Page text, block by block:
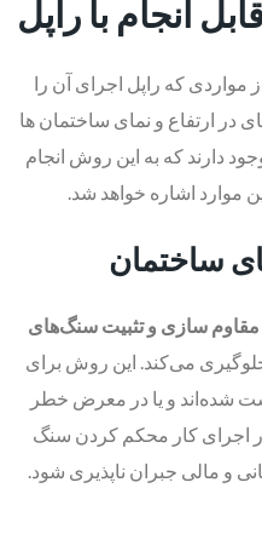
انجام با راپل
مواردی که راپل اجرای آن را
در ارتفاع و نمای ساختمان ها
دارند که به این روش انجام
موارد اشاره خواهد شد.
ساختمان
مقاوم سازی و تثبیت سنگ‌های
می‌کند. این روش برای
شده‌اند و یا در معرض خطر
اجرای کار محکم کردن سنگ
و مالی جبران ناپذیری شود.